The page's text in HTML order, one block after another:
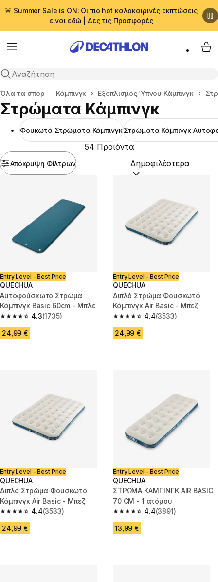
🚨 Summer Sale is ON: Οι πιο hot καλοκαιρινές εκπτώσεις
είναι εδώ | Δες τις Προσφορές
Menu
Αναζήτηση
My
Αρχική σελίδα
Όλα τα σπορ Κάμπινγκ Εξοπλισμός Ύπνου Κάμπινγκ
Στρώματα Κάμπινγκ
Φουκωτά Στρώματα Κάμπινγκ Στρώματα Κάμπινγκ
Απόκρυψη Φίλτρων
54 Προϊόντα
Ταξινόμηση κατά:
Entry Level - Best Price
QUECHUA
Αυτοφούσκωτο Στρώμα
Κάμπινγκ Basic 60cm - Μπλε
4.3
4.3 out of 5 stars from 1735 reviews
(1735)
24,99 €
Entry Level - Best Price
QUECHUA
Διπλό Στρώμα Φουσκωτό
Κάμπινγκ Air Basic - Μπεζ
4.4
4.4 out of 5 stars from 3533
(3533)
24,99 €
Entry Level - Best Price
QUECHUA
Διπλό Στρώμα Φουσκωτό
Κάμπινγκ Air Basic - Μπεζ
4.4
4.4 out of 5 stars from 3533 reviews
(3533)
24,99 €
Entry Level - Best Price
QUECHUA
ΣΤΡΩΜΑ ΚΑΜΠΙΝΓΚ AIR BASIC
70 CM - 1 ατόμου
4.4
4.4 out of 5 stars from 3891
(3891)
13,99 €